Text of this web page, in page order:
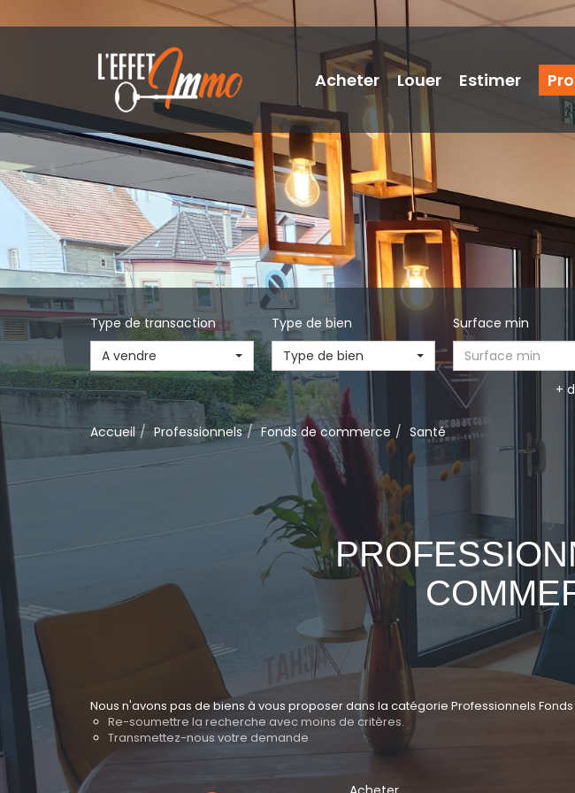
Acheter Louer Estimer
Type de transaction
A vendre
Type de bien
Type de bien
Surface min
+
Accueil Professionnels Fonds de commerce Santé
Nous n'avons pas de biens à vous proposer dans la catégorie Professionnels
Re-soumettre la recherche avec moins de critères.
Transmettez-nous votre demande